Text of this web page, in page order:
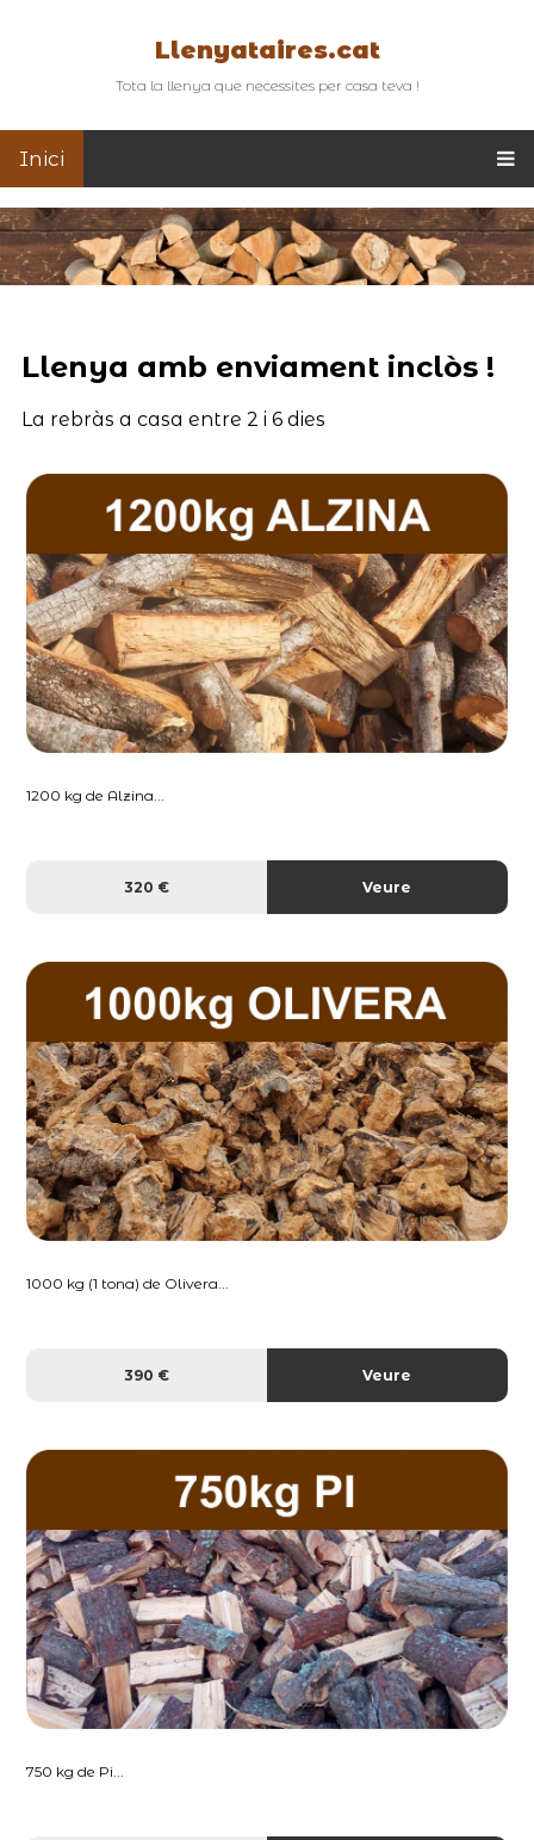
Llenyataires.cat
Tota la llenya que necessites per casa teva !
Inici
Llenya amb enviament inclòs !
La rebràs a casa entre 2 i 6 dies
1200 kg de Alzina...
320 € Veure
1000 kg (1 tona) de Olivera...
390 € Veure
750 kg de Pi...